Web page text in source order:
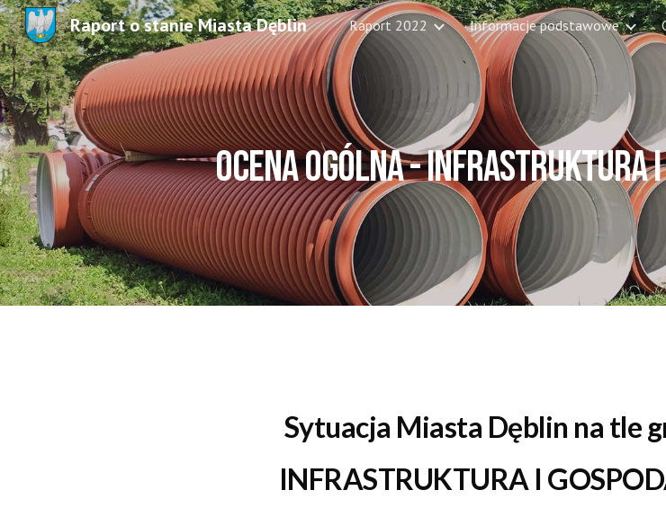
Skip to main content
Raport o stanie Miasta Dęblin Raport 2022 Informacje podstawowe
ocena ogólna -INFRASTRUKTURA
Sytuacja Miasta Dęblin na tle
INFRASTRUKTURA I